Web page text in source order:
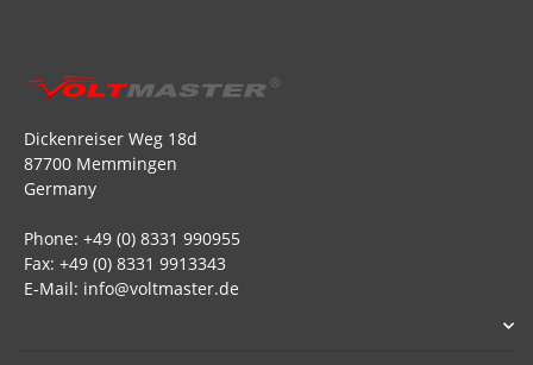
Dickenreiser Weg 18d
87700 Memmingen
Germany
Phone: +49 (0) 8331 990955
Fax: +49 (0) 8331 9913343
E-Mail: info@voltmaster.de